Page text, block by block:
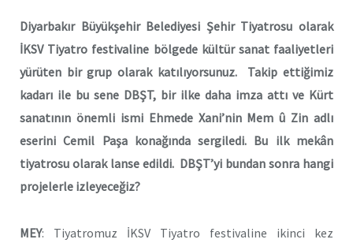
Diyarbakır Büyükşehir Belediyesi Şehir Tiyatrosu olarak
İKSV Tiyatro festivaline bölgede kültür sanat faaliyetleri
yürüten bir grup olarak katılıyorsunuz. Takip ettiğimiz
kadarı ile bu sene DBŞT, bir ilke daha imza attı ve Kürt
sanatının önemli ismi Ehmede Xani’nin Mem û Zin adlı
eserini Cemil Paşa konağında sergiledi. Bu ilk mekân
tiyatrosu olarak lanse edildi. DBŞT’yi bundan sonra hangi
projelerle izleyeceğiz?
MEY: Tiyatromuz İKSV Tiyatro festivaline ikinci kez